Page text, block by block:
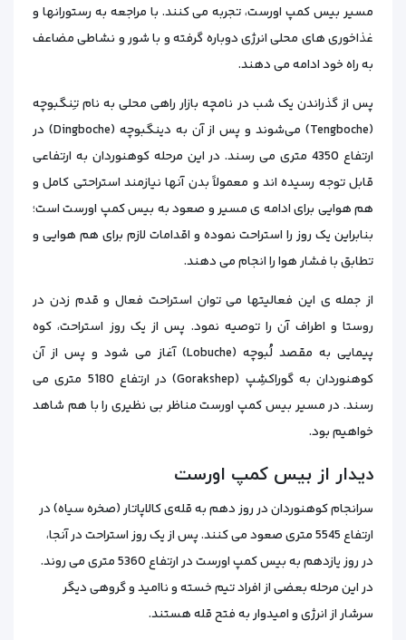
مسیر بیس کمپ اورست، تجربه می کنند. با مراجعه به رستورانها و
غذاخوری های محلی انرژی دوباره گرفته و با شور و نشاطی مضاعف
به راه خود ادامه می‌ دهند.
پس از گذراندن یک‌ شب در نامچه بازار راهی محلی به نام تِنگبوچه
(Tengboche) می‌شوند و پس‌ از آن به دینگبوچه (Dingboche) در
ارتفاع 4350 متری می‌ رسند. در این مرحله کوهنوردان به ارتفاعی
قابل‌ توجه رسیده‌ اند و معمولاً بدن آنها نیازمند استراحتی کامل و
هم هوایی برای ادامه‌ ی مسیر و صعود به بیس کمپ اورست است؛
بنابراین یک روز را استراحت نموده و اقدامات لازم برای هم هوایی و
تطابق با فشار هوا را انجام می‌ دهند.
از جمله ی این فعالیتها می توان استراحت فعال و قدم زدن در
روستا و اطراف آن را توصیه نمود. پس از یک روز استراحت، کوه‌
پیمایی به مقصد لُبوچه (Lobuche) آغاز می‌ شود و پس‌ از آن
کوهنوردان به گوراکشِپ (Gorakshep) در ارتفاع 5180 متری می‌
رسند. در مسیر بیس کمپ اورست مناظر بی نظیری را با هم شاهد
خواهیم بود.
دیدار از بیس کمپ اورست
سرانجام کوهنوردان در روز دهم به قله‌ی کالاپاتار (صخره سیاه) در
ارتفاع 5545 متری صعود می کنند. پس از یک روز استراحت در آنجا،
در روز یازدهم به بیس کمپ اورست در ارتفاع 5360 متری می روند.
در این مرحله بعضی از افراد تیم خسته و ناامید و گروهی دیگر
سرشار از انرژی و امیدوار به فتح قله هستند.